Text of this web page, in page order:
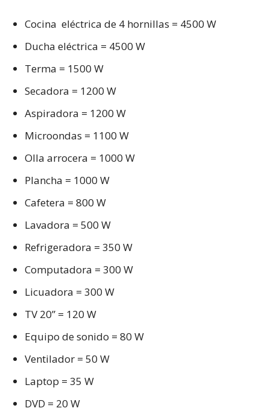
Cocina eléctrica de 4 hornillas = 4500 W
Ducha eléctrica = 4500 W
Terma = 1500 W
Secadora = 1200 W
Aspiradora = 1200 W
Microondas = 1100 W
Olla arrocera = 1000 W
Plancha = 1000 W
Cafetera = 800 W
Lavadora = 500 W
Refrigeradora = 350 W
Computadora = 300 W
Licuadora = 300 W
TV 20” = 120 W
Equipo de sonido = 80 W
Ventilador = 50 W
Laptop = 35 W
DVD = 20 W